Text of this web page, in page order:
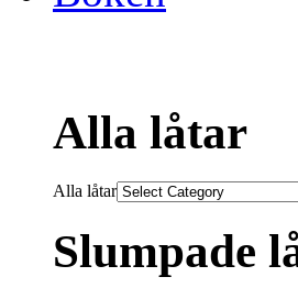
Alla låtar
Alla låtar
Slumpade